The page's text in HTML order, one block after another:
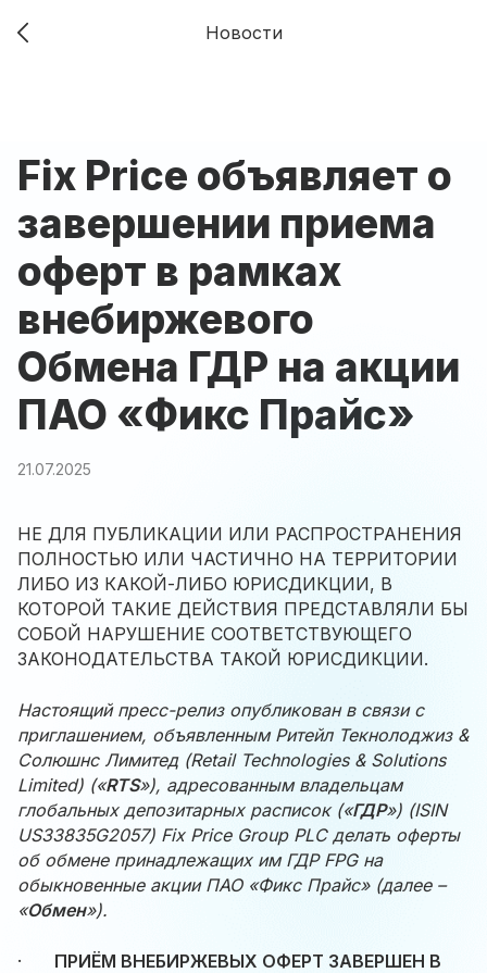
Новости
Fix Price объявляет о
завершении приема
оферт в рамках
внебиржевого
Обмена ГДР на акции
ПАО «Фикс Прайс»
21.07.2025
НЕ ДЛЯ ПУБЛИКАЦИИ ИЛИ РАСПРОСТРАНЕНИЯ
ПОЛНОСТЬЮ ИЛИ ЧАСТИЧНО НА ТЕРРИТОРИИ
ЛИБО ИЗ КАКОЙ-ЛИБО ЮРИСДИКЦИИ, В
КОТОРОЙ ТАКИЕ ДЕЙСТВИЯ ПРЕДСТАВЛЯЛИ БЫ
СОБОЙ НАРУШЕНИЕ СООТВЕТСТВУЮЩЕГО
ЗАКОНОДАТЕЛЬСТВА ТАКОЙ ЮРИСДИКЦИИ.
Настоящий пресс-релиз опубликован в связи с
приглашением, объявленным Ритейл Текнолоджиз &
Солюшнс Лимитед (Retail Technologies & Solutions
Limited) («RTS»), адресованным владельцам
глобальных депозитарных расписок («ГДР») (ISIN
US33835G2057) Fix Price Group PLC делать оферты
об обмене принадлежащих им ГДР FPG на
обыкновенные акции ПАО «Фикс Прайс» (далее –
«Обмен»).
· ПРИЁМ ВНЕБИРЖЕВЫХ ОФЕРТ ЗАВЕРШЕН В